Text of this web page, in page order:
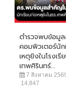
ตำรวจพบข้อมู
คอมพิวเตอร์นัก
เหตุยิงในโรงเรี
เทพศิรินทร์...
7 สิงหาคม
14,847